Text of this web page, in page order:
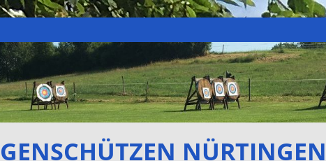
NÜRTINGEN